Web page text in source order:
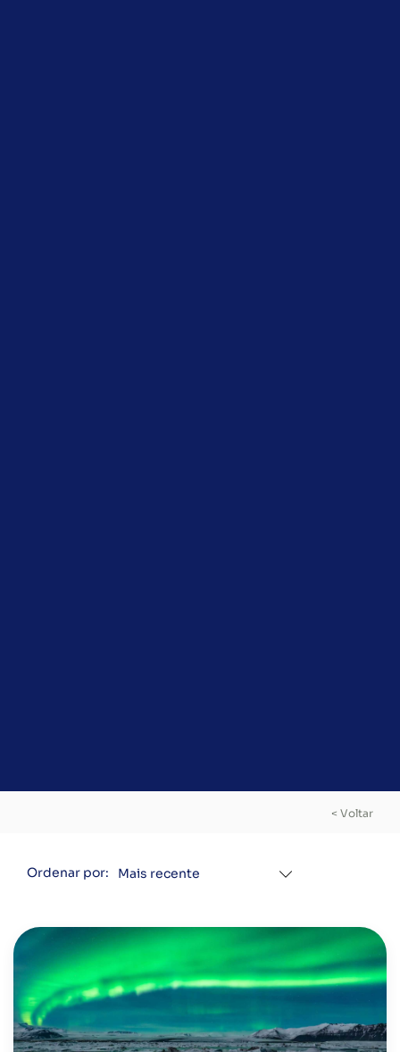
< Voltar
Ordenar por: